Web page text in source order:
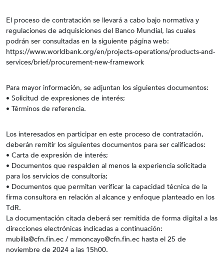
El proceso de contratación se llevará a cabo bajo normativa y
regulaciones de adquisiciones del Banco Mundial, las cuales
podrán ser consultadas en la siguiente página web:
https://www.worldbank.org/en/projects-operations/products-and-
services/brief/procurement-new-framework
Para mayor información, se adjuntan los siguientes documentos:
• Solicitud de expresiones de interés;
• Términos de referencia.
Los interesados en participar en este proceso de contratación,
deberán remitir los siguientes documentos para ser calificados:
• Carta de expresión de interés;
• Documentos que respalden al menos la experiencia solicitada
para los servicios de consultoría;
• Documentos que permitan verificar la capacidad técnica de la
firma consultora en relación al alcance y enfoque planteado en los
TdR.
La documentación citada deberá ser remitida de forma digital a las
direcciones electrónicas indicadas a continuación:
mubilla@cfn.fin.ec / mmoncayo@cfn.fin.ec hasta el 25 de
noviembre de 2024 a las 15h00.